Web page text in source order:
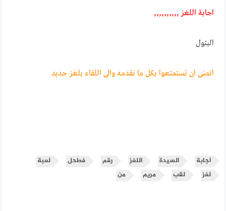
اجابـــة اللغــــز ,,,,,,,,,,
البتول
اتمنى ان تستمتعوا بكل ما نقدمه والى اللقاء بلغز جديد
اجابة السيدة اللغز رقم فطحل
لعبة
لغز
لقب مريم من